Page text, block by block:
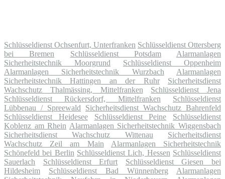
Schlüsseldienst Ochsenfurt, Unterfranken Schlüsseldienst Ottersberg
bei Bremen
Schlüsseldienst Potsdam
Alarmanlagen
Sicherheitstechnik Moorgrund
Schlüsseldienst Oppenheim
Alarmanlagen Sicherheitstechnik Wurzbach
Alarmanlagen
Sicherheitstechnik Hattingen an der Ruhr
Sicherheitsdienst
Wachschutz Thalmässing, Mittelfranken
Schlüsseldienst Jena
Schlüsseldienst Rückersdorf, Mittelfranken
Schlüsseldienst
Lübbenau / Spreewald
Sicherheitsdienst Wachschutz Bahrenfeld
Schlüsseldienst Heidesee
Schlüsseldienst Peine
Schlüsseldienst
Koblenz am Rhein Alarmanlagen Sicherheitstechnik Wiggensbach
Sicherheitsdienst Wachschutz Wittenau
Sicherheitsdienst
Wachschutz Zeil am Main
Alarmanlagen Sicherheitstechnik
Schönefeld bei Berlin Schlüsseldienst Lich, Hessen Schlüsseldienst
Sauerlach
Schlüsseldienst Erfurt
Schlüsseldienst Giesen bei
Hildesheim
Schlüsseldienst Bad Wünnenberg
Alarmanlagen